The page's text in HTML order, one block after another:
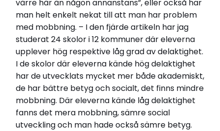
värre här än någon annanstans”, eller också har
man helt enkelt nekat till att man har problem
med mobbning. – I den fjärde artikeln har jag
studerat 24 skolor i 12 kommuner där eleverna
upplever hög respektive låg grad av delaktighet.
I de skolor där eleverna kände hög delaktighet
har de utvecklats mycket mer både akademiskt,
de har bättre betyg och socialt, det finns mindre
mobbning. Där eleverna kände låg delaktighet
fanns det mera mobbning, sämre social
utveckling och man hade också sämre betyg.